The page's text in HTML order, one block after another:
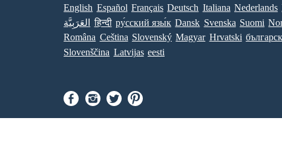
English Español Français Deutsch Italiana Nederlands
العَرَبِيَّة
हिन्दी ру́сский язы́к Dansk Svenska Suomi
Româna Ceština Slovenský Magyar Hrvatski
Slovenščina Latvijas eesti